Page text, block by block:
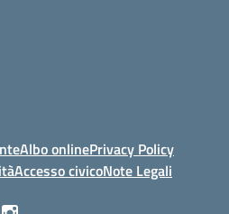
Albo onlinePrivacy Policy
Accesso civicoNote Legali